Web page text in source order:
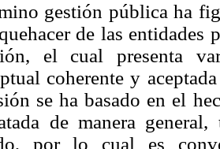
gestión pública ha
de las
el cual presenta
coherente y
se ha basado en el
de manera
por lo cual es